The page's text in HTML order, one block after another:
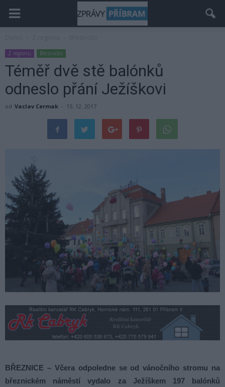
Z regionu Březnicko
Téměř dvě stě balónků
odneslo přání Ježíškovi
od Vaclav Cermak - 15. 12. 2017
BŘEZNICE – Včera odpoledne se od vánočního stromu na
březnickém náměstí vydalo za Ježíškem 197 balónků